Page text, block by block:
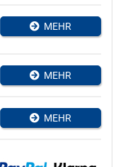
MEHR
MEHR
MEHR